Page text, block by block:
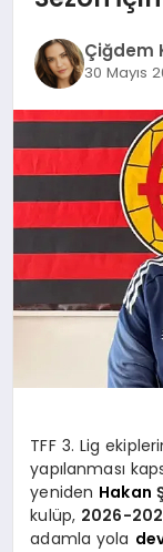
DÜNYA
SPOR
MAGAZIN
TEKNOLOJI
Çiğdem
30 Mayıs
TFF 3. Lig
yapılanması
yeniden Hakan
kulüp, 2026-
adamla yola